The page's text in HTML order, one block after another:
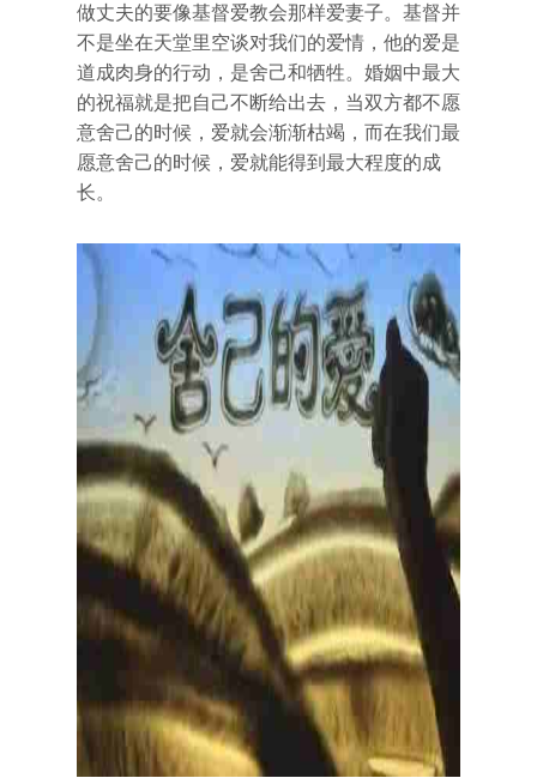
做丈夫的要像基督爱教会那样爱妻子。基督并
不是坐在天堂里空谈对我们的爱情，他的爱是
道成肉身的行动，是舍己和牺牲。婚姻中最大
的祝福就是把自己不断给出去，当双方都不愿
意舍己的时候，爱就会渐渐枯竭，而在我们最
愿意舍己的时候，爱就能得到最大程度的成
长。